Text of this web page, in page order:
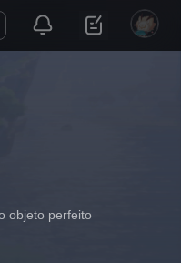
objeto perfeito